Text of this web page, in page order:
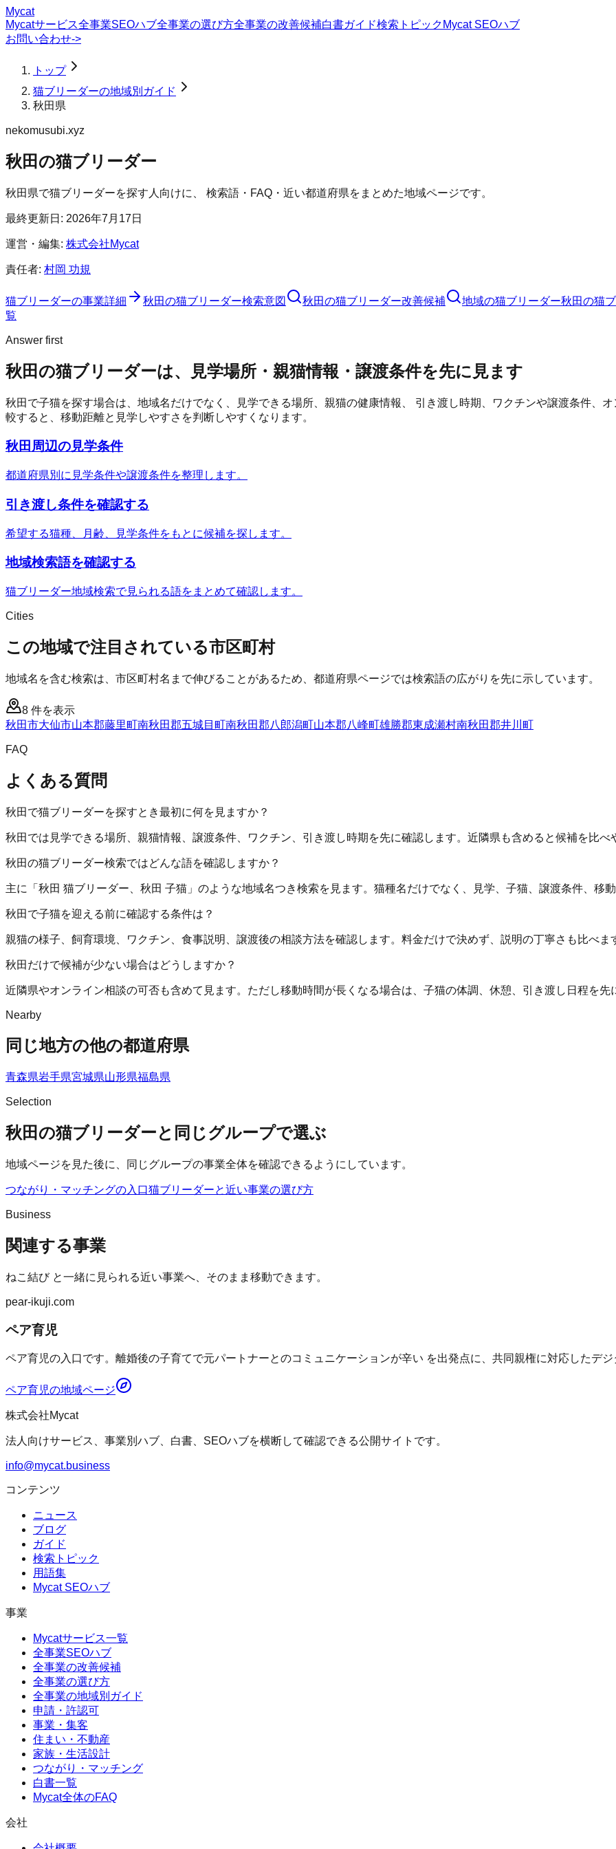
Mycat
Mycatサービス全事業SEOハブ全事業の選び方全事業の改善候補白書ガイド検索トピック Mycat SEOハブ
お問い合わせ->
トップ
猫ブリーダーの地域別ガイド
秋田県
nekomusubi.xyz
秋田の猫ブリーダー
秋田県で猫ブリーダーを探す人向けに、 検索語・FAQ・近い都道府県をまとめた地域ページです。
最終更新日: 2026年7月17日
運営・編集: 株式会社Mycat
責任者: 村岡 功規
猫ブリーダーの事業詳細 秋田の猫ブリーダー検索意図 秋田の猫ブリーダー改善候補 地域の猫ブリーダー秋田の猫
覧
Answer first
秋田の猫ブリーダーは、見学場所・親猫情報・譲渡条件を先に見ます
秋田 で子猫を探す場合は、地域名だけでなく、見学できる場所、親猫の健康情報、 引き渡し時期、ワクチンや譲渡条件、
較すると、移動距離と見学しやすさを判断しやすくなります。
秋田周辺の見学条件
都道府県別に見学条件や譲渡条件を整理します。
引き渡し条件を確認する
希望する猫種、月齢、見学条件をもとに候補を探します。
地域検索語を確認する
猫ブリーダー地域検索で見られる語をまとめて確認します。
Cities
この地域で注目されている市区町村
地域名を含む検索は、市区町村名まで伸びることがあるため、都道府県ページでは検索語の広がりを先に示しています。
8 件を表示
秋田市大仙市山本郡藤里町南秋田郡五城目町南秋田郡八郎潟町山本郡八峰町雄勝郡東成瀬村南秋田郡井川町
FAQ
よくある質問
秋田で猫ブリーダーを探すとき最初に何を見ますか？
秋田では見学できる場所、親猫情報、譲渡条件、ワクチン、引き渡し時期を先に確認します。近隣県も含めると候補を比べ
秋田の猫ブリーダー検索ではどんな語を確認しますか？
主に「秋田 猫ブリーダー、秋田 子猫」のような地域名つき検索を見ます。猫種名だけでなく、見学、子猫、譲渡条件、移
秋田で子猫を迎える前に確認する条件は？
親猫の様子、飼育環境、ワクチン、食事説明、譲渡後の相談方法を確認します。料金だけで決めず、説明の丁寧さも比べま
秋田だけで候補が少ない場合はどうしますか？
近隣県やオンライン相談の可否も含めて見ます。ただし移動時間が長くなる場合は、子猫の体調、休憩、引き渡し日程を先
Nearby
同じ地方の他の都道府県
青森県岩手県宮城県山形県福島県
Selection
秋田の猫ブリーダーと同じグループで選ぶ
地域ページを見た後に、同じグループの事業全体を確認できるようにしています。
つながり・マッチングの入口猫ブリーダーと近い事業の選び方
Business
関連する事業
ねこ結びと一緒に見られる近い事業へ、そのまま移動できます。
pear-ikuji.com
ペア育児
ペア育児の入口です。離婚後の子育てで元パートナーとのコミュニケーションが辛い を出発点に、共同親権に対応したデ
ペア育児の地域ページ
株式会社Mycat
法人向けサービス、事業別ハブ、白書、SEOハブを横断して確認できる公開サイトです。
info@mycat.business
コンテンツ
ニュース
ブログ
ガイド
検索トピック
用語集
Mycat SEOハブ
事業
Mycatサービス一覧
全事業SEOハブ
全事業の改善候補
全事業の選び方
全事業の地域別ガイド
申請・許認可
事業・集客
住まい・不動産
家族・生活設計
つながり・マッチング
白書一覧
Mycat全体のFAQ
会社